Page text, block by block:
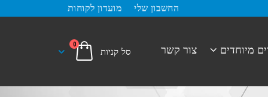
החשבון שלי מועדון לקוחות
מיוחדים צור קשר 0